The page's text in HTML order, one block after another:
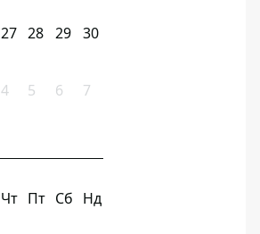
27 28 29 30
4 5 6 7
Чт Пт Сб Нд